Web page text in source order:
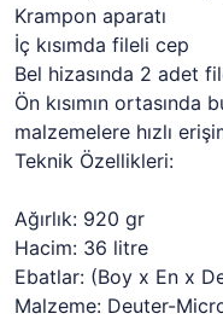
Krampon aparatı
İç kısımda fileli cep
Bel hizasında 2 adet
Ön kısımın ortasında
malzemelere hızlı
Teknik Özellikleri:
Ağırlık: 920 gr
Hacim: 36 litre
Ebatlar: (Boy x En x
Malzeme: Deuter-